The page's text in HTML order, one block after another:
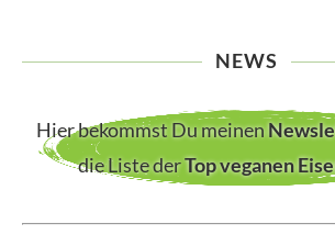
NEWS
Hier bekommst Du meinen
die Liste derTop veganen